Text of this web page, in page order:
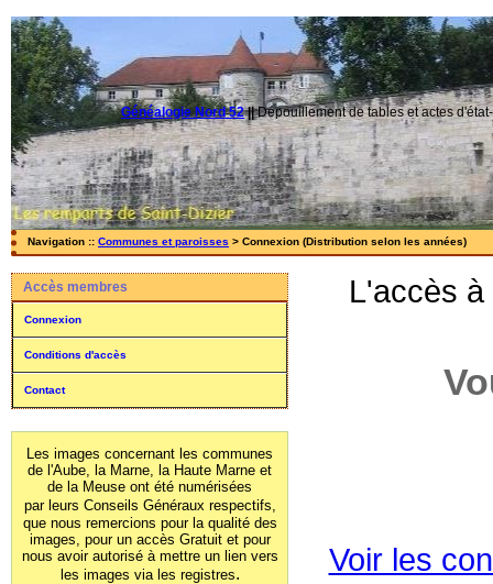
Généalogie Nord 52||Dépouillement de tables et actes
Navigation :: Communes et paroisses > Connexion (Distribution selon les années)
Accès membres
Connexion
Conditions d'accès
Contact
Les images concernant les communes
de l'Aube, la Marne, la Haute Marne et
de la Meuse ont été numérisées
par leurs Conseils Généraux respectifs,
que nous remercions pour la qualité des
images, pour un accès Gratuit et pour
nous avoir autorisé à mettre un lien vers
les images via les registres.
L'accès
Voir les